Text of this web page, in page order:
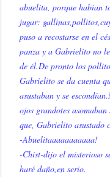
abuelita, porque habian
jugar:
puso a recostarse en el
panza y a Gabrielito no
de él.De pronto los
Gabrielito se da cuenta
asustaban y se
ojos grandotes
que, Gabrielito asustado
-Abuelitaaaaaaaaaaa!
-Chist-dijo el misterioso
haré daño,en serio.